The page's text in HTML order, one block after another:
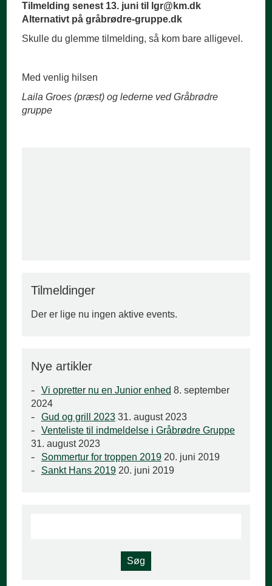
Tilmelding senest 13. juni til lgr@km.dk
Alternativt på gråbrødre-gruppe.dk
Skulle du glemme tilmelding, så kom bare alligevel.
Med venlig hilsen
Laila Groes (præst) og lederne ved Gråbrødre
gruppe
Tilmeldinger
Der er lige nu ingen aktive events.
Nye artikler
Vi opretter nu en Junior enhed 8. september
2024
Gud og grill 2023 31. august 2023
Venteliste til indmeldelse i Gråbrødre Gruppe
31. august 2023
Sommertur for troppen 2019 20. juni 2019
Sankt Hans 2019 20. juni 2019